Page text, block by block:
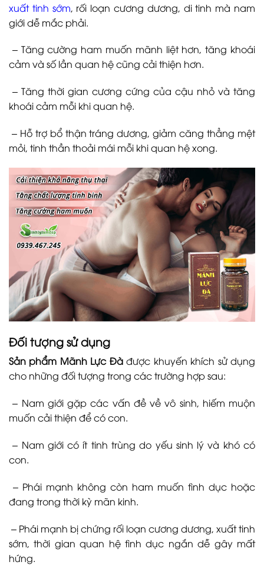
xuất tinh sớm, rối loạn cương dương, di tinh mà nam
giới dễ mắc phải.
– Tăng cường ham muốn mãnh liệt hơn, tăng khoái
cảm và số lần quan hệ cũng cải thiện hơn.
– Tăng thời gian cương cứng của cậu nhỏ và tăng
khoái cảm mỗi khi quan hệ.
– Hỗ trợ bổ thận tráng dương, giảm căng thẳng mệt
mỏi, tinh thần thoải mái mỗi khi quan hệ xong.
Đối tượng sử dụng
Sản phẩm Mãnh Lực Đàđược khuyến khích sử dụng
cho những đối tượng trong các trường hợp sau:
– Nam giới gặp các vấn đề về vô sinh, hiếm muộn
muốn cải thiện để có con.
– Nam giới có ít tinh trùng do yếu sinh lý và khó có
con.
– Phái mạnh không còn ham muốn tình dục hoặc
đang trong thời kỳ mãn kinh.
– Phái mạnh bị chứng rối loạn cương dương, xuất tinh
sớm, thời gian quan hệ tình dục ngắn dễ gây mất
hứng.